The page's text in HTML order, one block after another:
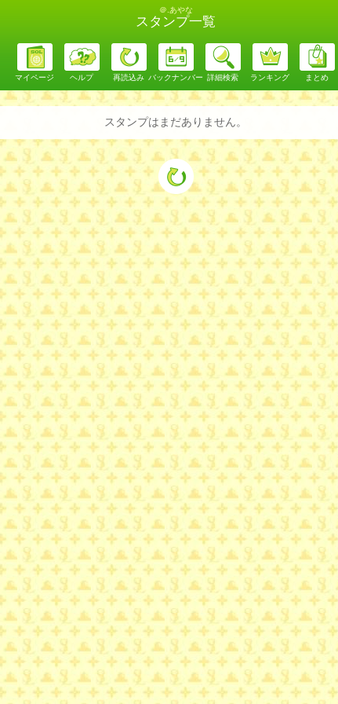
＠.あやな
スタンプ一覧
マイページ ヘルプ 再読込み バックナンバー 詳細検索 ランキング まとめ
スタンプはまだありません。